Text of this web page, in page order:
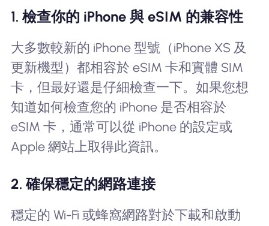
1. 檢查你的 iPhone 與 eSIM 的兼容性
大多數較新的 iPhone 型號（iPhone XS 及
更新機型）都相容於 eSIM 卡和實體 SIM
卡，但最好還是仔細檢查一下。如果您想
知道如何檢查您的 iPhone 是否相容於
eSIM 卡，通常可以從 iPhone 的設定或
Apple 網站上取得此資訊。
2. 確保穩定的網路連接
穩定的 Wi-Fi 或蜂窩網路對於下載和啟動